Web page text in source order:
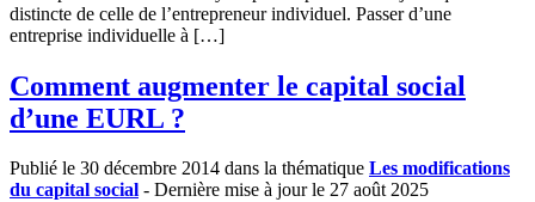
distincte de celle de l’entrepreneur individuel. Passer d’une
entreprise individuelle à […]
Comment augmenter le capital social
d’une EURL ?
Publié le 30 décembre 2014 dans la thématique Les modifications
du capital social - Dernière mise à jour le 27 août 2025